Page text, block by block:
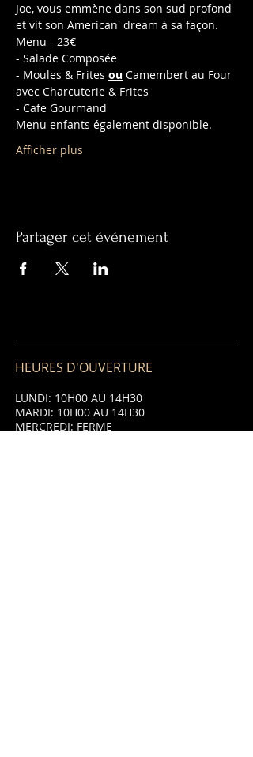
Joe, vous emmène dans son sud profond
et vit son American' dream à sa façon.
Menu - 23€
- Salade Composée
- Moules & Frites ou Camembert au Four
avec Charcuterie & Frites
- Cafe Gourmand
Menu enfants également disponible.
Afficher plus
Partager cet événement
HEURES D'OUVERTURE
LUNDI: 10H00 AU 14H30
MARDI: 10H00 AU 14H30
MERCREDI: FERME